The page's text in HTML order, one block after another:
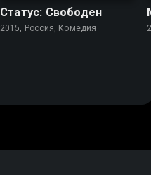
Статус: Свободен
2015, Россия, Комедия